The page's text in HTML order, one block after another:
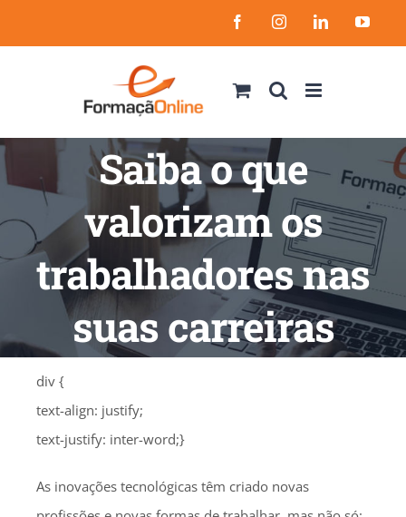
to
FacebookInstagramLinkedIn
Saiba o que
valorizam os
trabalhadores nas
suas carreiras
div {
text-align: justify;
text-justify: inter-word;}
As inovações tecnológicas têm criado novas